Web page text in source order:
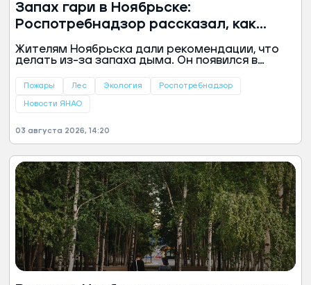
Запах гари в Ноябрьске:
Роспотребнадзор рассказал, как
защитить здоровье
Жителям Ноябрьска дали рекомендации, что
делать из-за запаха дыма. Он появился в
районе, сообщили в пресс-службе управления
Пожары Лес Экология Роспотребнадзор
Новости ЯНАО
03 августа 2026, 14:20